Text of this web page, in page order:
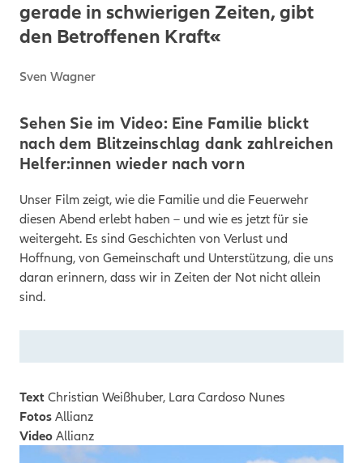
gerade in schwierigen Zeiten, gibt
den Betroffenen Kraft«
Sven Wagner
Sehen Sie im Video: Eine Familie blickt
nach dem Blitzeinschlag dank zahlreichen
Helfer:innen wieder nach vorn
Unser Film zeigt, wie die Familie und die Feuerwehr
diesen Abend erlebt haben – und wie es jetzt für sie
weitergeht. Es sind Geschichten von Verlust und
Hoffnung, von Gemeinschaft und Unterstützung, die uns
daran erinnern, dass wir in Zeiten der Not nicht allein
sind.
Text Christian Weißhuber, Lara Cardoso Nunes
Fotos Allianz
Video Allianz